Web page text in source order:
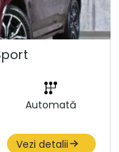
Automată
Vezi detalii